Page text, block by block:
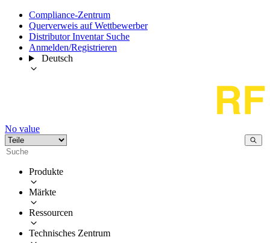
Compliance-Zentrum
Querverweis auf Wettbewerber
Distributor Inventar Suche
Anmelden/Registrieren
Deutsch
No value
Produkte
Märkte
Ressourcen
Technisches Zentrum